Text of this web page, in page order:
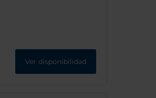
Ver disponibilidad